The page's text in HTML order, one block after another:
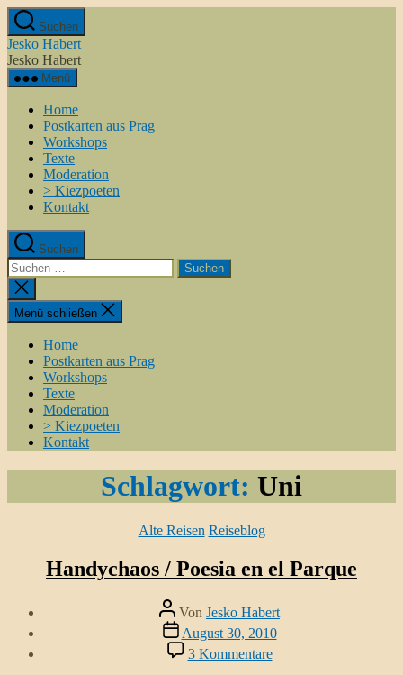
Zum
Inhalt
springen
Suchen
Jesko Habert
Jesko Habert
Menü
Home
Postkarten aus Prag
Workshops
Texte
Moderation
> Kiezpoeten
Kontakt
Suchen
Suchen
nach:
Suche
schließen
Menü schließen
Home
Postkarten aus Prag
Workshops
Texte
Moderation
> Kiezpoeten
Kontakt
Schlagwort: Uni
Kategorien
Alte Reisen Reiseblog
Handychaos / Poesia en el Parque
Beitragsautor
Von Jesko Habert
Veröffentlichungsdatum
August 30, 2010
3 Kommentarezu
Handychaos